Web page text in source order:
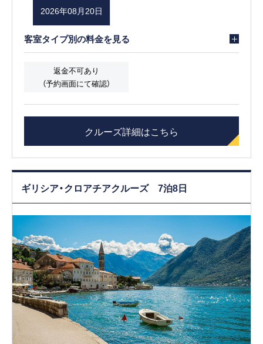
2026年08月20日
客室タイプ別の料金を見る
返金不可あり
（予約画面にて確認）
クルーズ詳細はこちら
ギリシア・クロアチアクルーズ 7泊8日